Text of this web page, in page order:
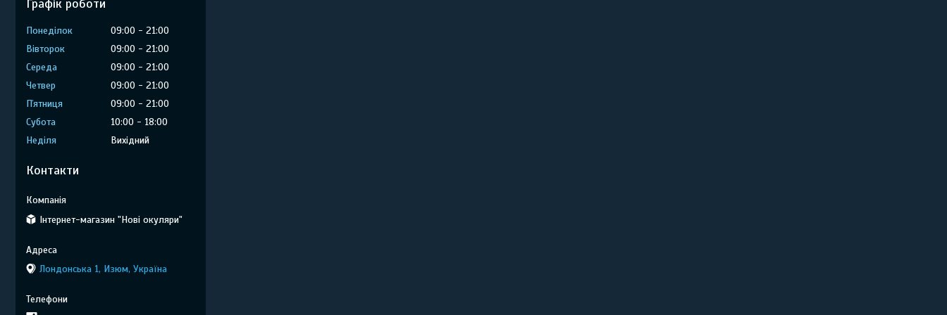
Графік роботи
Понеділок 09:00
21:00
Вівторок
09:00
21:00
Середа
09:00
21:00
Четвер
09:00
21:00
Пʼятниця
09:00
21:00
Субота
10:00
18:00
Неділя
Вихідний
Контакти
Інтернет-магазин "Нові окуляри"
Лондонська 1, Изюм, Україна